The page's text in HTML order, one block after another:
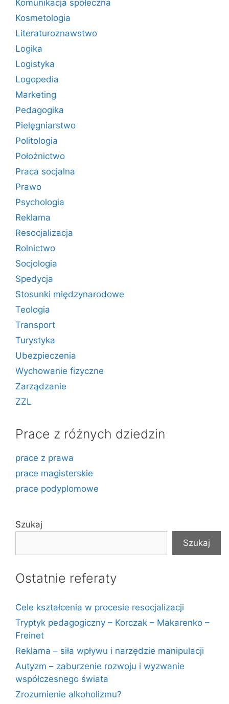
Komunikacja społeczna
Kosmetologia
Literaturoznawstwo
Logika
Logistyka
Logopedia
Marketing
Pedagogika
Pielęgniarstwo
Politologia
Położnictwo
Praca socjalna
Prawo
Psychologia
Reklama
Resocjalizacja
Rolnictwo
Socjologia
Spedycja
Stosunki międzynarodowe
Teologia
Transport
Turystyka
Ubezpieczenia
Wychowanie fizyczne
Zarządzanie
ZZL
Prace z różnych dziedzin
prace z prawa
prace magisterskie
prace podyplomowe
Szukaj
Szukaj
Ostatnie referaty
Cele kształcenia w procesie resocjalizacji
Tryptyk pedagogiczny – Korczak – Makarenko –
Freinet
Reklama – siła wpływu i narzędzie manipulacji
Autyzm – zaburzenie rozwoju i wyzwanie
współczesnego świata
Zrozumienie alkoholizmu?